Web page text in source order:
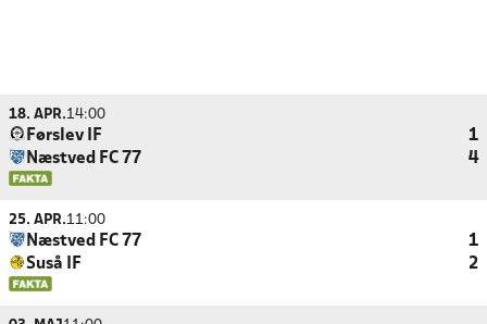
18. APR.14:00
Førslev IF
1
Næstved FC 77
4
25. APR.11:00
Næstved FC 77
1
Suså IF
2